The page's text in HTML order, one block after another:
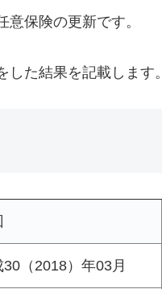
保険の更新です。
した結果を記載します。
30（2018）年03月